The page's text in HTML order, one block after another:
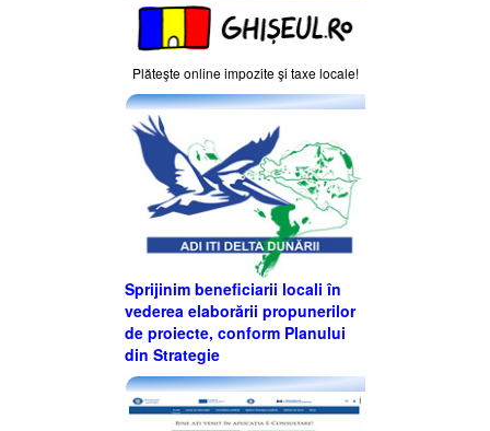
Plăteşte online impozite şi taxe locale!
Sprijinim beneficiarii locali în
vederea elaborării propunerilor
de proiecte, conform Planului
din Strategie